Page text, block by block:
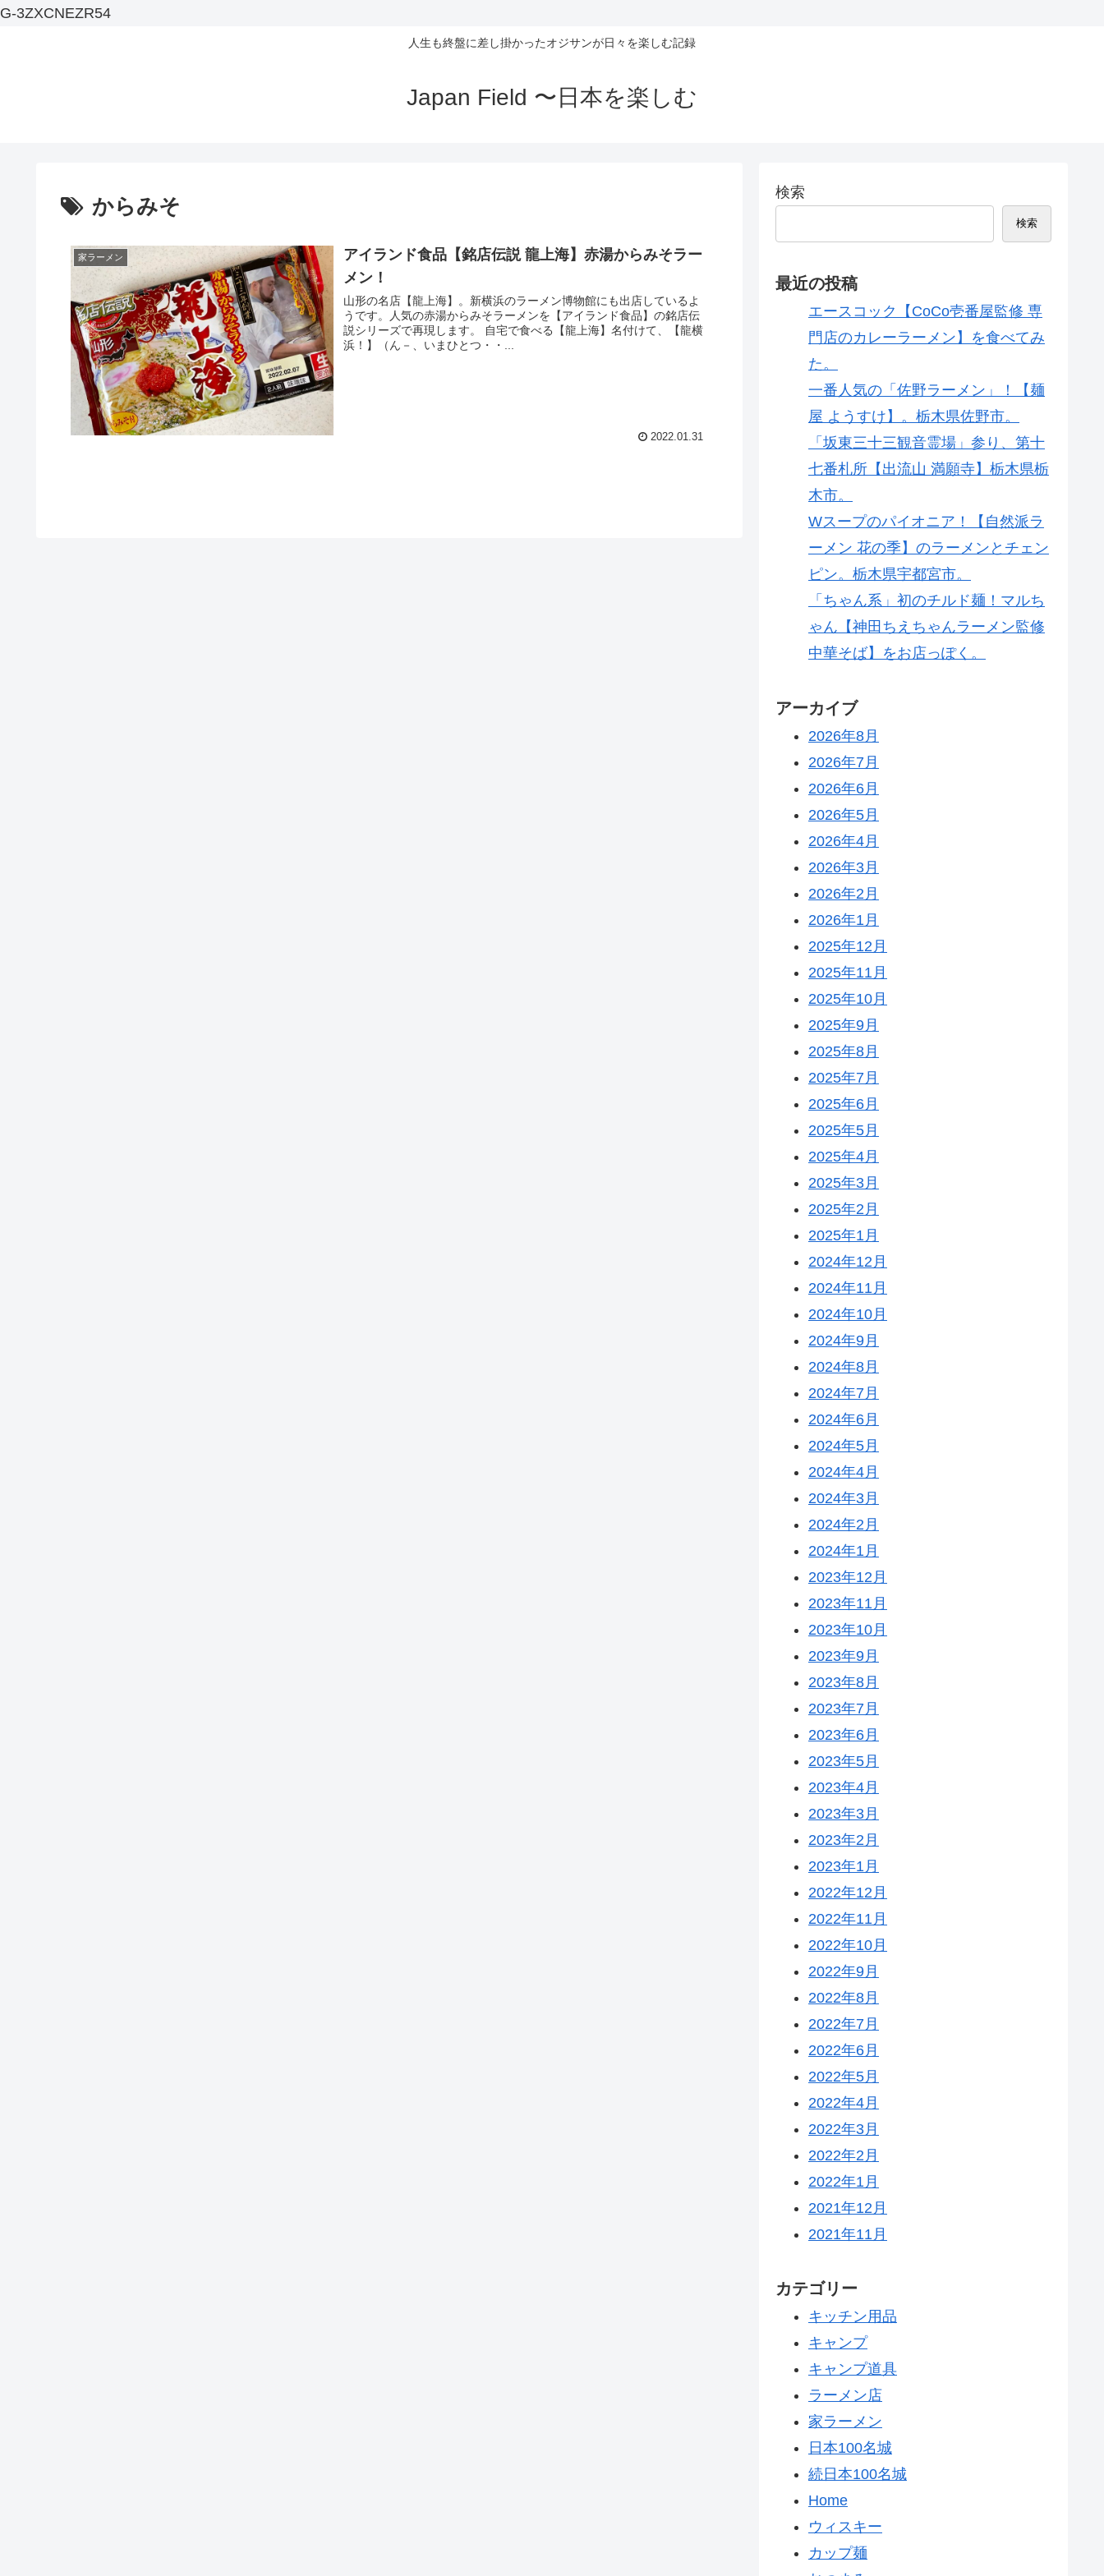
G-3ZXCNEZR54
人生も終盤に差し掛かったオジサンが日々を楽しむ記録
Japan Field 〜日本を楽しむ
からみそ
家ラーメン
アイランド食品【銘店伝説 龍上海】赤湯からみそラー
メン！
山形の名店【龍上海】。新横浜のラーメン博物館にも出店しているよ
うです。人気の赤湯からみそラーメンを【アイランド食品】の銘店伝
説シリーズで再現します。 自宅で食べる【龍上海】名付けて、【龍横
浜！】（ん－、いまひとつ・・...
2022.01.31
検索
検索
最近の投稿
エースコック【CoCo壱番屋監修 専
門店のカレーラーメン】を食べてみ
た。
一番人気の「佐野ラーメン」！【麺
屋 ようすけ】。栃木県佐野市。
「坂東三十三観音霊場」参り、第十
七番札所【出流山 満願寺】栃木県栃
木市。
Wスープのパイオニア！【自然派ラ
ーメン 花の季】のラーメンとチェン
ピン。栃木県宇都宮市。
「ちゃん系」初のチルド麺！マルち
ゃん【神田ちえちゃんラーメン監修
中華そば】をお店っぽく。
アーカイブ
2026年8月
2026年7月
2026年6月
2026年5月
2026年4月
2026年3月
2026年2月
2026年1月
2025年12月
2025年11月
2025年10月
2025年9月
2025年8月
2025年7月
2025年6月
2025年5月
2025年4月
2025年3月
2025年2月
2025年1月
2024年12月
2024年11月
2024年10月
2024年9月
2024年8月
2024年7月
2024年6月
2024年5月
2024年4月
2024年3月
2024年2月
2024年1月
2023年12月
2023年11月
2023年10月
2023年9月
2023年8月
2023年7月
2023年6月
2023年5月
2023年4月
2023年3月
2023年2月
2023年1月
2022年12月
2022年11月
2022年10月
2022年9月
2022年8月
2022年7月
2022年6月
2022年5月
2022年4月
2022年3月
2022年2月
2022年1月
2021年12月
2021年11月
カテゴリー
キッチン用品
キャンプ
キャンプ道具
ラーメン店
家ラーメン
日本100名城
続日本100名城
Home
ウィスキー
カップ麺